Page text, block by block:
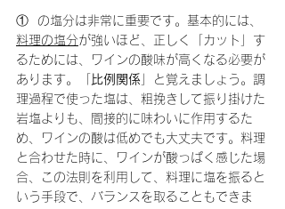
①  の塩分は非常に重要です。基本的には、
料理の塩分が強いほど、正しく「カット」す
るためには、ワインの酸味が高くなる必要が
あります。「
比例関係 」と覚えましょう。調
理過程で使った塩は、粗挽きして振り掛けた
岩塩よりも、間接的に味わいに作用するた
め、ワインの酸は低めでも大丈夫です。料理
と合わせた時に、ワインが酸っぱく感じた場
合、この法則を利用して、料理に塩を振ると
いう手段で、バランスを取ることもできま